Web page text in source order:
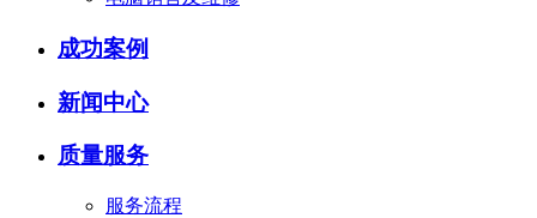
成功案例
新闻中心
质量服务
服务流程